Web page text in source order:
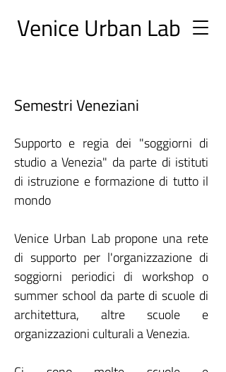
Venice Urban Lab
Semestri Veneziani
Supporto e regia dei "soggiorni di
studio a Venezia" da parte di istituti
di istruzione e formazione di tutto il
mondo
Venice Urban Lab propone una rete
di supporto per l'organizzazione di
soggiorni periodici di workshop o
summer school da parte di scuole di
architettura, altre scuole e
organizzazioni culturali a Venezia.